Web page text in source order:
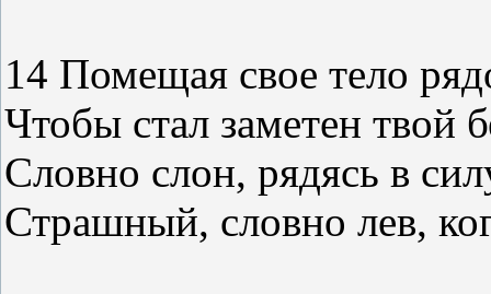
14 Помещая свое тело
Чтобы стал заметен твой
Словно слон, рядясь в
Страшный, словно лев,